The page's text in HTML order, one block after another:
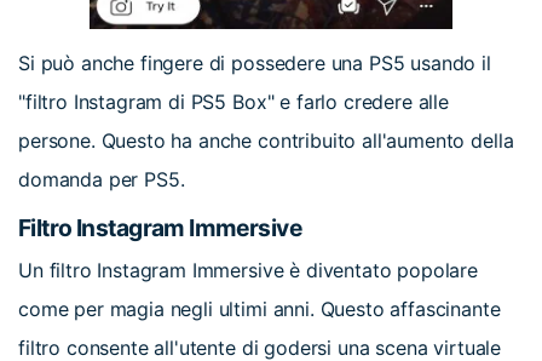
Si può anche fingere di possedere una PS5 usando il
"filtro Instagram di PS5 Box" e farlo credere alle
persone. Questo ha anche contribuito all'aumento della
domanda per PS5.
Filtro Instagram Immersive
Un filtro Instagram Immersive è diventato popolare
come per magia negli ultimi anni. Questo affascinante
filtro consente all'utente di godersi una scena virtuale